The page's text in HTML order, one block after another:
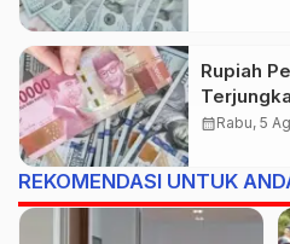
Rupiah
calendar_monthRabu, 5
REKOMENDASI UNTUK